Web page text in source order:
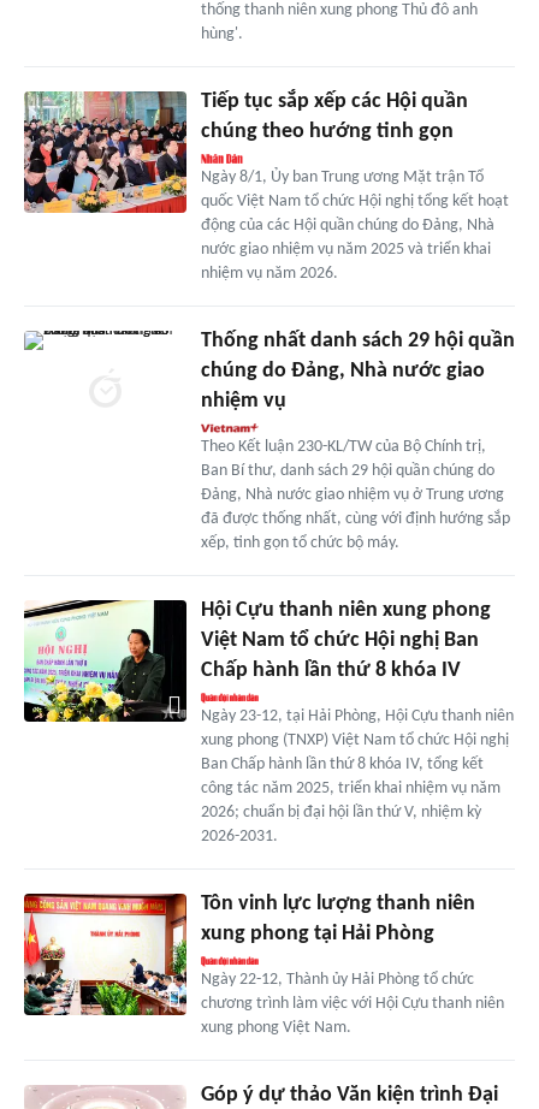
thống thanh niên xung phong Thủ đô anh
hùng'.
Tiếp tục sắp xếp các Hội quần
chúng theo hướng tinh gọn
Ngày 8/1, Ủy ban Trung ương Mặt trận Tổ
quốc Việt Nam tổ chức Hội nghị tổng kết hoạt
động của các Hội quần chúng do Đảng, Nhà
nước giao nhiệm vụ năm 2025 và triển khai
nhiệm vụ năm 2026.
Thống nhất danh sách 29 hội quần
chúng do Đảng, Nhà nước giao
nhiệm vụ
Theo Kết luận 230-KL/TW của Bộ Chính trị,
Ban Bí thư, danh sách 29 hội quần chúng do
Đảng, Nhà nước giao nhiệm vụ ở Trung ương
đã được thống nhất, cùng với định hướng sắp
xếp, tinh gọn tổ chức bộ máy.
Hội Cựu thanh niên xung phong
Việt Nam tổ chức Hội nghị Ban
Chấp hành lần thứ 8 khóa IV
Ngày 23-12, tại Hải Phòng, Hội Cựu thanh niên
xung phong (TNXP) Việt Nam tổ chức Hội nghị
Ban Chấp hành lần thứ 8 khóa IV, tổng kết
công tác năm 2025, triển khai nhiệm vụ năm
2026; chuẩn bị đại hội lần thứ V, nhiệm kỳ
2026-2031.
Tôn vinh lực lượng thanh niên
xung phong tại Hải Phòng
Ngày 22-12, Thành ủy Hải Phòng tổ chức
chương trình làm việc với Hội Cựu thanh niên
xung phong Việt Nam.
Góp ý dự thảo Văn kiện trình Đại